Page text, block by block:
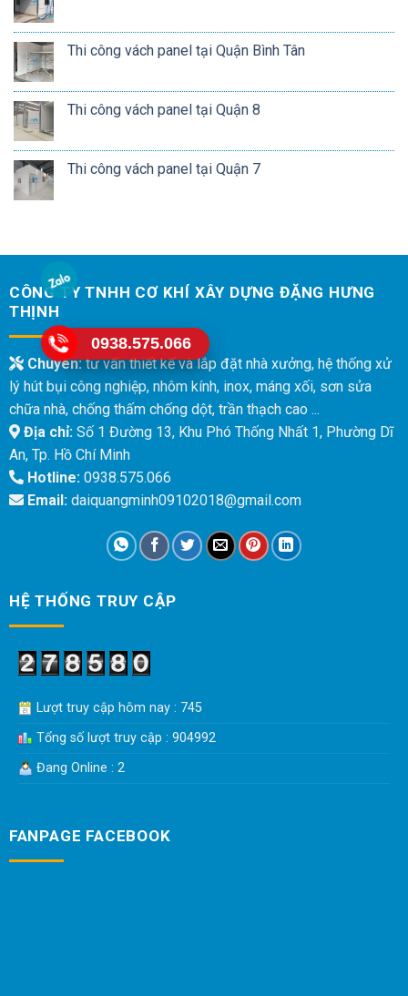
Thi công vách panel tại Quận Bình Tân
Thi công vách panel tại Quận 8
Thi công vách panel tại Quận 7
CÔNG TY TNHH CƠ KHÍ XÂY DỰNG ĐẶNG HƯNG
THỊNH
Chuyên:tư vấn thiết kế và lắp đặt nhà xưởng, hệ thống xử
lý hút bụi công nghiệp, nhôm kính, inox, máng xối, sơn sửa
chữa nhà, chống thấm chống dột, trần thạch cao ...
Địa chỉ:Số 1 Đường 13, Khu Phó Thống Nhất 1, Phường Dĩ
An, Tp. Hồ Chí Minh
Hotline:0938.575.066
Email:daiquangminh09102018@gmail.com
HỆ THỐNG TRUY CẬP
Lượt truy cập hôm nay : 745
Tổng số lượt truy cập : 904992
Đang Online : 2
FANPAGE FACEBOOK
0938.575.066